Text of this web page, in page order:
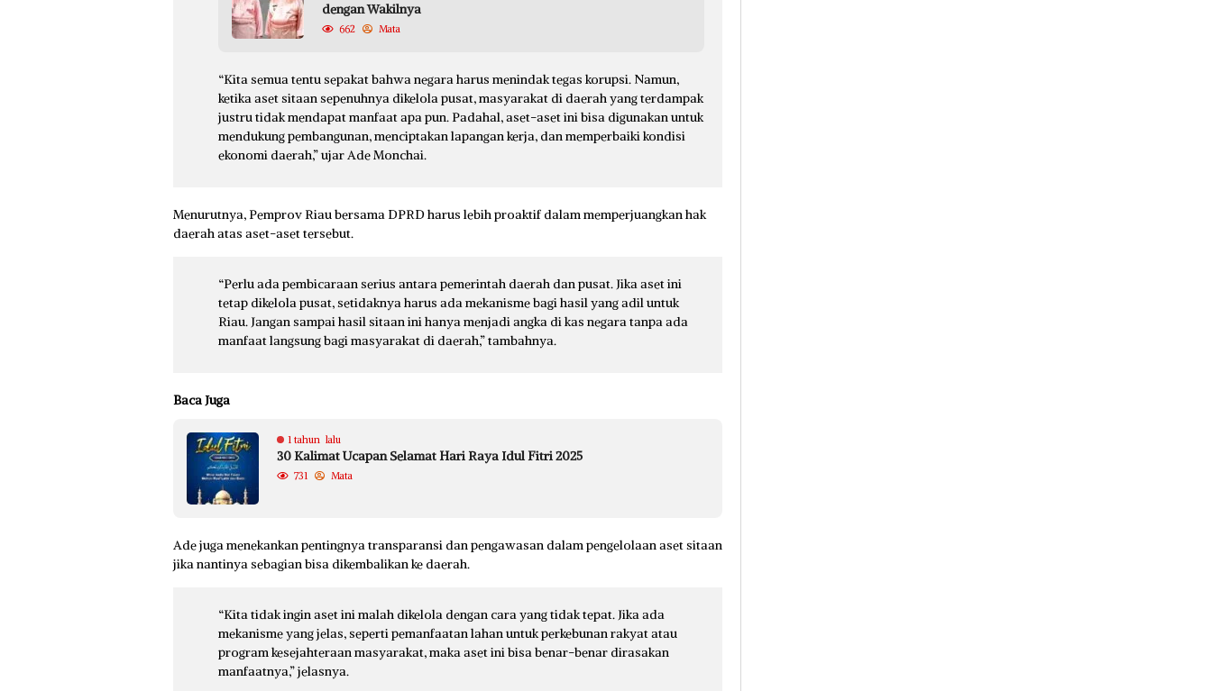
dengan Wakilnya
662 Mata
“Kita semua tentu sepakat bahwa negara harus menindak tegas korupsi. Namun,
ketika aset sitaan sepenuhnya dikelola pusat, masyarakat di daerah yang terdampak
justru tidak mendapat manfaat apa pun. Padahal, aset-aset ini bisa digunakan untuk
mendukung pembangunan, menciptakan lapangan kerja, dan memperbaiki kondisi
ekonomi daerah,” ujar Ade Monchai.
Menurutnya, Pemprov Riau bersama DPRD harus lebih proaktif dalam memperjuangkan hak
daerah atas aset-aset tersebut.
“Perlu ada pembicaraan serius antara pemerintah daerah dan pusat. Jika aset ini
tetap dikelola pusat, setidaknya harus ada mekanisme bagi hasil yang adil untuk
Riau. Jangan sampai hasil sitaan ini hanya menjadi angka di kas negara tanpa ada
manfaat langsung bagi masyarakat di daerah,” tambahnya.
Baca Juga
1 tahun lalu
30 Kalimat Ucapan Selamat Hari Raya Idul Fitri 2025
731 Mata
Ade juga menekankan pentingnya transparansi dan pengawasan dalam pengelolaan aset sitaan
jika nantinya sebagian bisa dikembalikan ke daerah.
“Kita tidak ingin aset ini malah dikelola dengan cara yang tidak tepat. Jika ada
mekanisme yang jelas, seperti pemanfaatan lahan untuk perkebunan rakyat atau
program kesejahteraan masyarakat, maka aset ini bisa benar-benar dirasakan
manfaatnya,” jelasnya.